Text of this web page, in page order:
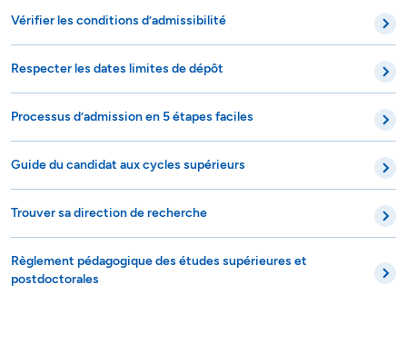
Vérifier les conditions d’admissibilité
Respecter les dates limites de dépôt
Processus d’admission en 5 étapes faciles
Guide du candidat aux cycles supérieurs
Trouver sa direction de recherche
Règlement pédagogique des études supérieures et
postdoctorales